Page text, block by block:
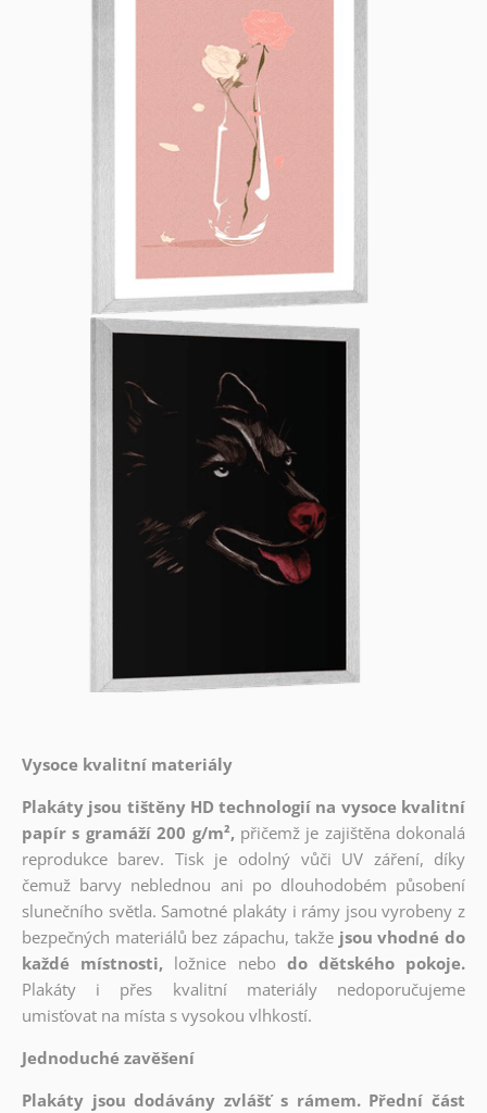
Vysoce kvalitní materiály
Plakáty jsou tištěny HD technologií na vysoce kvalitní
papír s gramáží 200 g/m², přičemž je zajištěna dokonalá
reprodukce barev. Tisk je odolný vůči UV záření, díky
čemuž barvy neblednou ani po dlouhodobém působení
slunečního světla. Samotné plakáty i rámy jsou vyrobeny z
bezpečných materiálů bez zápachu, takže jsou vhodné do
každé místnosti, ložnice nebo do dětského pokoje.
Plakáty i přes kvalitní materiály nedoporučujeme
umisťovat na místa s vysokou vlhkostí.
Jednoduché zavěšení
Plakáty jsou dodávány zvlášť s rámem. Přední část